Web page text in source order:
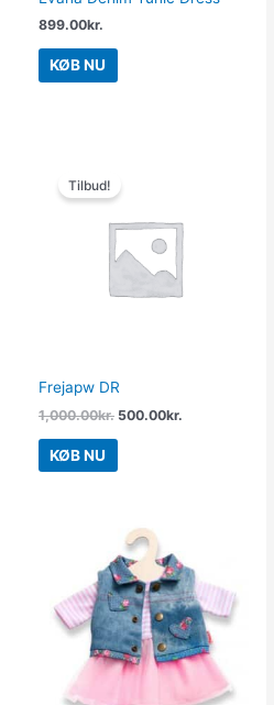
899.00kr.
KØB NU
Tilbud!
Frejapw DR
1,000.00kr.
pris
1,000.00kr..
500.00kr.
500.00kr..
KØB NU